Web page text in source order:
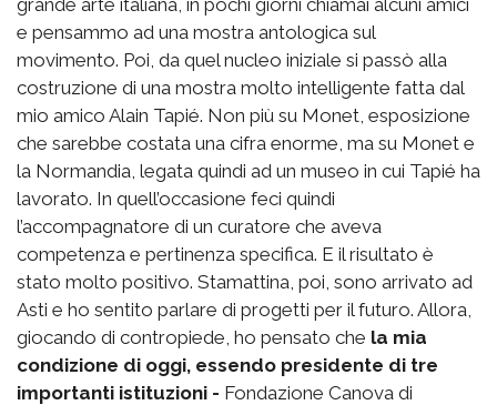
e pensammo ad una mostra antologica sul
movimento. Poi, da quel nucleo iniziale si passò alla
costruzione di una mostra molto intelligente fatta dal
mio amico Alain Tapié. Non più su Monet, esposizione
che sarebbe costata una cifra enorme, ma su Monet e
la Normandia, legata quindi ad un museo in cui Tapié ha
lavorato. In quell’occasione feci quindi
l’accompagnatore di un curatore che aveva
competenza e pertinenza specifica. E il risultato è
stato molto positivo. Stamattina, poi, sono arrivato ad
Asti e ho sentito parlare di progetti per il futuro. Allora,
giocando di contropiede, ho pensato che la mia
condizione di oggi, essendo presidente di tre
importanti istituzioni - Fondazione Canova di